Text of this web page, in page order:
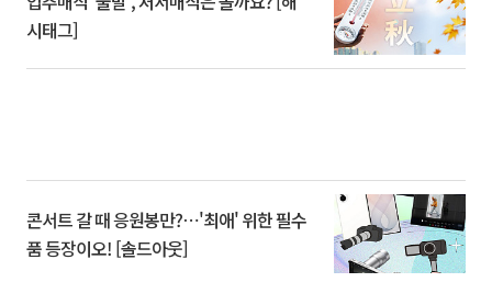
시태그]
콘서트 갈 때 응원봉만?⋯'최애' 위한 필수
품 등장이오! [솔드아웃]